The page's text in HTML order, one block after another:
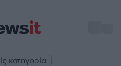
κατηγορία